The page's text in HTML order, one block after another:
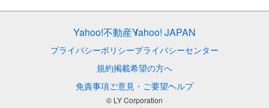
Yahoo!不動産Yahoo! JAPAN
プライバシーポリシープライバシーセンター
規約掲載希望の方へ
免責事項ご意見・ご要望ヘルプ
© LY Corporation